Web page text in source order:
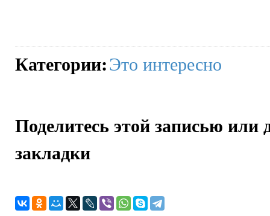
Категории:Это интересно
Поделитесь этой записью или
закладки